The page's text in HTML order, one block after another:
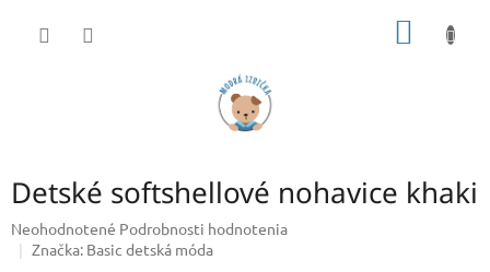
Detské softshellové nohavice khaki
Priemerné
hodnotenie
Neohodnotené Podrobnosti hodnotenia
Značka: Basic detská móda